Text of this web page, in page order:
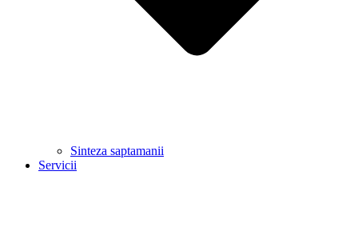
Sinteza saptamanii
Servicii